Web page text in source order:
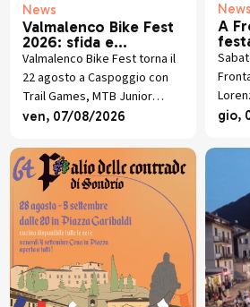
News
Valmalenco Bike Fest
2026: sfida e
divertimento in MTB
Valmalenco Bike Fest torna il
22 agosto a Caspoggio con
Trail Games, MTB Junior
Race, street food alpino,
ven, 07/08/2026
News
A
dal
gio,